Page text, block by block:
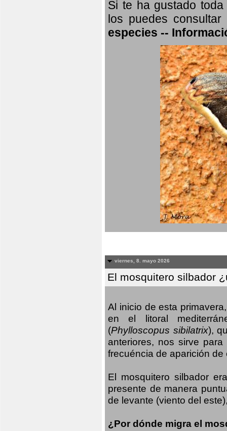
Si te ha gustado
los puedes
especies --
viernes, 8. mayo 2026
El mosquitero silbador
Al inicio de esta
en el litoral
(Phylloscopus sibilatrix),
anteriores, nos sirve
frecuéncia de aparición
El mosquitero silbador
presente de manera
de levante (viento del
¿Por dónde migra el